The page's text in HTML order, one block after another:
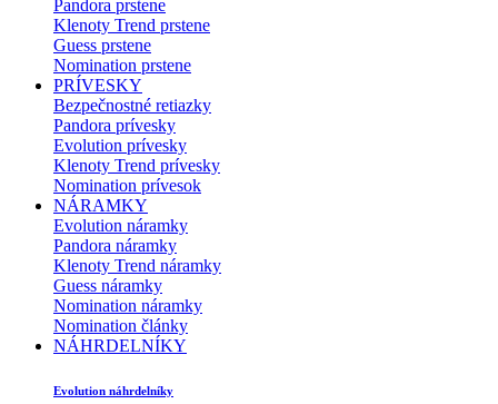
Pandora prstene
Klenoty Trend prstene
Guess prstene
Nomination prstene
PRÍVESKY
Bezpečnostné retiazky
Pandora prívesky
Evolution prívesky
Klenoty Trend prívesky
Nomination prívesok
NÁRAMKY
Evolution náramky
Pandora náramky
Klenoty Trend náramky
Guess náramky
Nomination náramky
Nomination články
NÁHRDELNÍKY
Evolution náhrdelníky